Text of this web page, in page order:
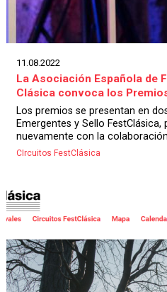
11.08.2022
La Asociación Española de
Clásica convoca los
Los premios se presentan en
Emergentes y Sello
nuevamente con la
CIrcuitos FestClásica